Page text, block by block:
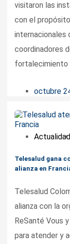
visitaron las
con el
internacionales
coordinadores
fortalecimiento
octubre
Actualidad
Telesalud gana
alianza en
Telesalud
alianza con la
ReSanté Vous
para atender y